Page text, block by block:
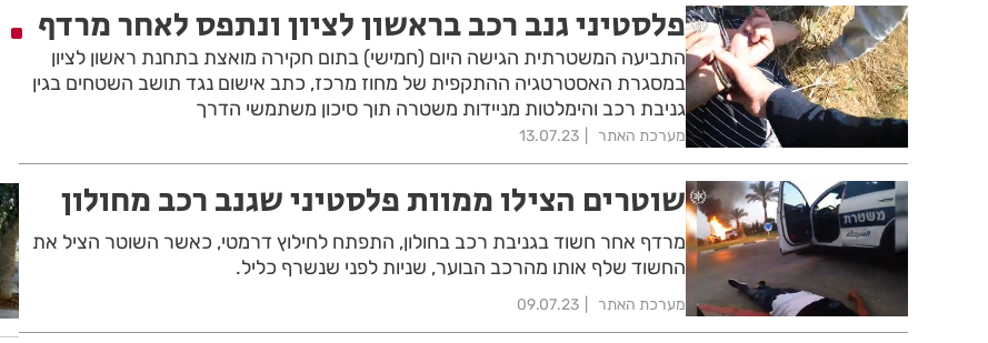
פלסטיני גנב רכב בראשון לציון ונתפס לאחר מרדף
התביעה המשטרתית הגישה היום (חמישי) בתום חקירה מואצת בתחנת ראשון לציון
במסגרת האסטרטגיה ההתקפית של מחוז מרכז, כתב אישום נגד תושב השטחים בגין
גניבת רכב והימלטות מניידות משטרה תוך סיכון משתמשי הדרך
מערכת האתר 13.07.23
שוטרים הצילו ממוות פלסטיני שגנב רכב מחולון
מרדף אחר חשוד בגניבת רכב בחולון, התפתח לחילוץ דרמטי, כאשר השוטר הציל את
החשוד שלף אותו מהרכב הבוער, שניות לפני שנשרף כליל.
מערכת האתר 09.07.23